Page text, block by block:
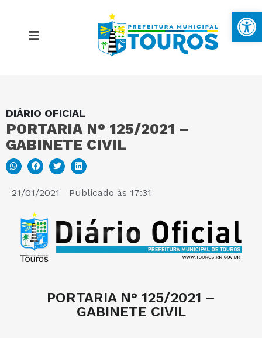
DIÁRIO OFICIAL
PORTARIA N° 125/2021 –
GABINETE CIVIL
21/01/2021 Publicado às 17:31
PORTARIA N° 125/2021 –
GABINETE CIVIL
MAPA DO SITE
PORTAL DA TRANSPARÊNCIA
E-SIC
PERGUNTAS FREQUENTES